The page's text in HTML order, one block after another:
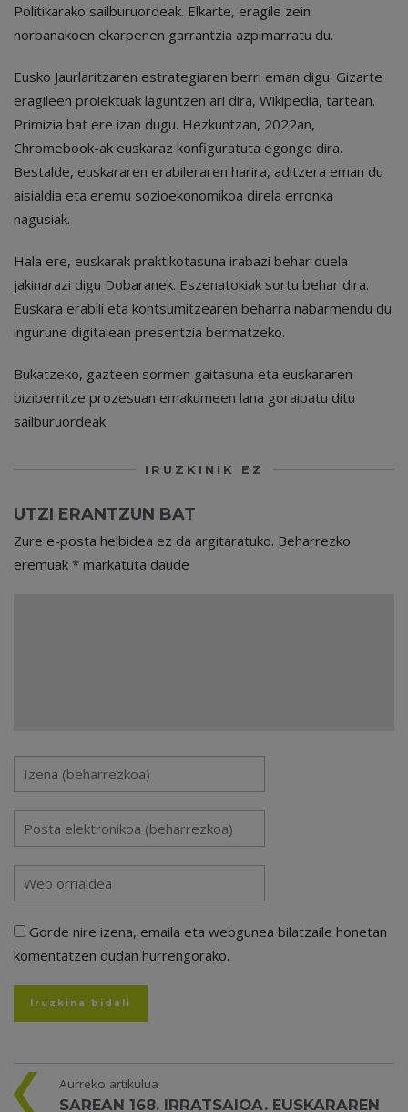
Politikarako sailburuordeak. Elkarte, eragile zein
norbanakoen ekarpenen garrantzia azpimarratu du.
Eusko Jaurlaritzaren estrategiaren berri eman digu. Gizarte
eragileen proiektuak laguntzen ari dira, Wikipedia, tartean.
Primizia bat ere izan dugu. Hezkuntzan, 2022an,
Chromebook-ak euskaraz konfiguratuta egongo dira.
Bestalde, euskararen erabileraren harira, aditzera eman du
aisialdia eta eremu sozioekonomikoa direla erronka
nagusiak.
Hala ere, euskarak praktikotasuna irabazi behar duela
jakinarazi digu Dobaranek. Eszenatokiak sortu behar dira.
Euskara erabili eta kontsumitzearen beharra nabarmendu du
ingurune digitalean presentzia bermatzeko.
Bukatzeko, gazteen sormen gaitasuna eta euskararen
biziberritze prozesuan emakumeen lana goraipatu ditu
sailburuordeak.
IRUZKINIK EZ
UTZI ERANTZUN BAT
Zure e-posta helbidea ez da argitaratuko. Beharrezko
eremuak * markatuta daude
Gorde nire izena, emaila eta webgunea bilatzaile honetan
komentatzen dudan hurrengorako.
Aurreko artikulua
SAREAN 168. IRRATSAIOA. EUSKARAREN